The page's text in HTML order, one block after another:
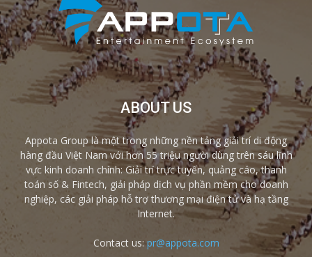
ABOUT US
Appota Group là một trong những nền tảng giải trí di động
hàng đầu Việt Nam với hơn 55 triệu người dùng trên sáu lĩnh
vực kinh doanh chính: Giải trí trực tuyến, quảng cáo, thanh
toán số & Fintech, giải pháp dịch vụ phần mềm cho doanh
nghiệp, các giải pháp hỗ trợ thương mại điện tử và hạ tầng
Internet.
Contact us: pr@appota.com